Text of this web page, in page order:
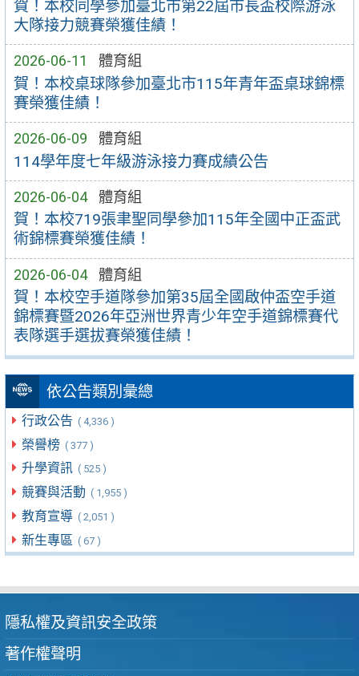
賀！本校同學參加臺北市第22屆市長盃校際游泳
大隊接力競賽榮獲佳績！
2026-06-11 體育組
賀！本校桌球隊參加臺北市115年青年盃桌球錦標
賽榮獲佳績！
2026-06-09 體育組
114學年度七年級游泳接力賽成績公告
2026-06-04 體育組
賀！本校719張聿聖同學參加115年全國中正盃武
術錦標賽榮獲佳績！
2026-06-04 體育組
賀！本校空手道隊參加第35屆全國啟仲盃空手道
錦標賽暨2026年亞洲世界青少年空手道錦標賽代
表隊選手選拔賽榮獲佳績！
依公告類別彙總
行政公告 ( 4,336 )
榮譽榜 ( 377 )
升學資訊 ( 525 )
競賽與活動 ( 1,955 )
教育宣導 ( 2,051 )
新生專區 ( 67 )
隱私權及資訊安全政策
著作權聲明